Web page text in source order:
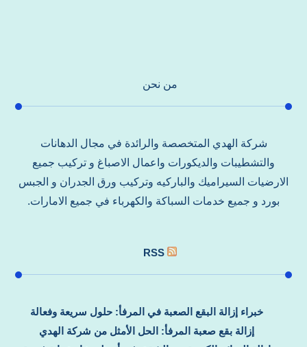
من نحن
شركة الهدي المتخصصة والرائدة في مجال الدهانات
والتشطيبات والديكورات واعمال الاصباغ و تركيب جميع
الارضيات السيراميك والباركيه وتركيب ورق الجدران و الجبس
بورد و جميع خدمات السباكة والكهرباء في جميع الامارات.
RSS
خبراء إزالة البقع الصعبة في المرفأ: حلول سريعة وفعالة
إزالة بقع صعبة المرفأ: الحل الأمثل من شركة الهدي